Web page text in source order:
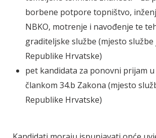
borbene potpore topništvo,
NBKO, motrenje i navođenje te
graditeljske službe (mjesto
Republike Hrvatske)
pet kandidata za ponovni prijam u
člankom 34.b Zakona (mjesto
Republike Hrvatske)